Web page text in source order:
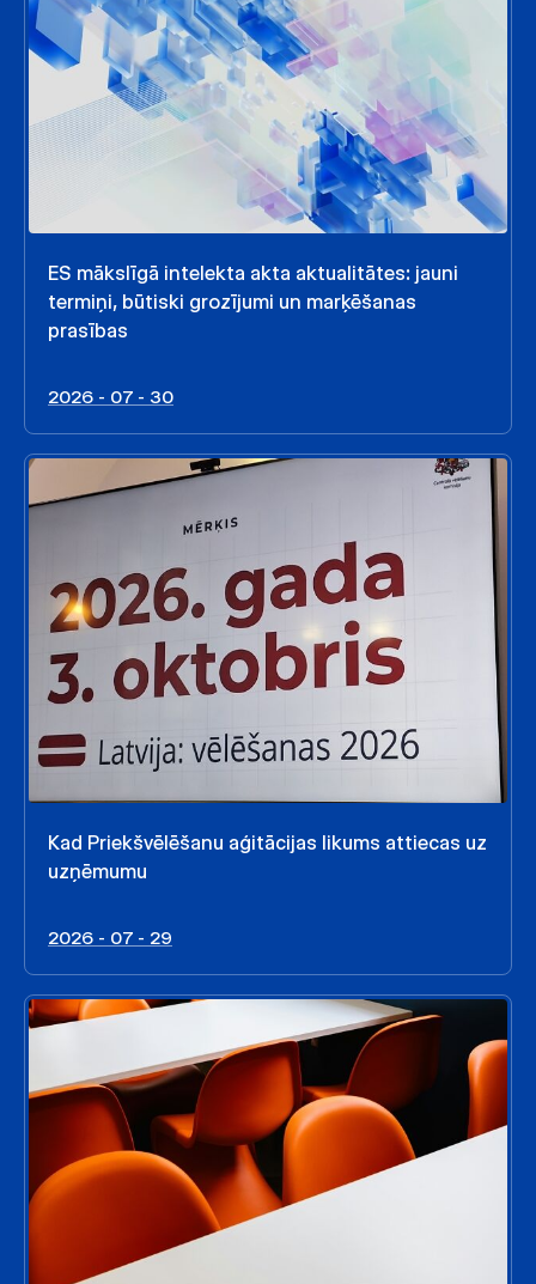
ES mākslīgā intelekta akta aktualitātes: jauni
termiņi, būtiski grozījumi un marķēšanas
prasības
2026 - 07 - 30
Kad Priekšvēlēšanu aģitācijas likums attiecas uz
uzņēmumu
2026 - 07 - 29